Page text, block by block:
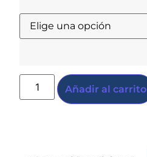
Añadir al carrito